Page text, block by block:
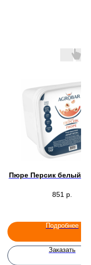
Пюре Персик белый
851 р.
Подробнее
Заказать